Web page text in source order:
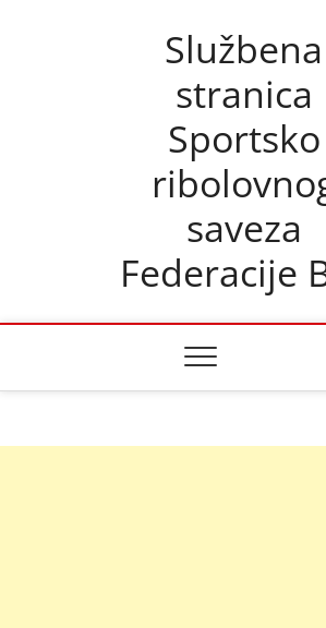
Službena
stranica
Sportsko
saveza
Federacije